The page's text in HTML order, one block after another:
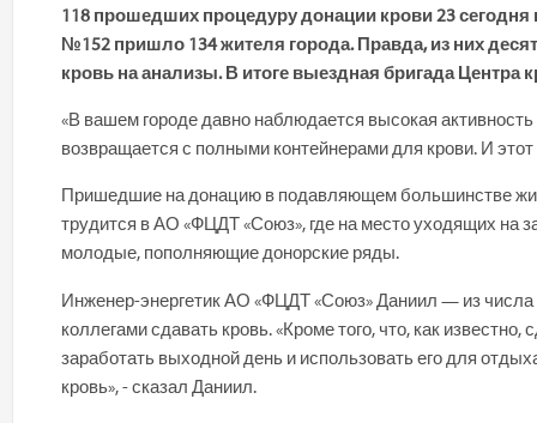
118 прошедших процедуру донации крови 23
№152 пришло 134 жителя города. Правда, из них
кровь на анализы. В итоге выездная бригада
«В вашем городе давно наблюдается высокая
возвращается с полными контейнерами для крови. И
Пришедшие на донацию в подавляющем большинстве
трудится в АО «ФЦДТ «Союз», где на место уходящих на
молодые, пополняющие донорские ряды.
Инженер-энергетик АО «ФЦДТ «Союз» Даниил — из
коллегами сдавать кровь. «Кроме того, что, как
заработать выходной день и использовать его для
кровь», - сказал Даниил.